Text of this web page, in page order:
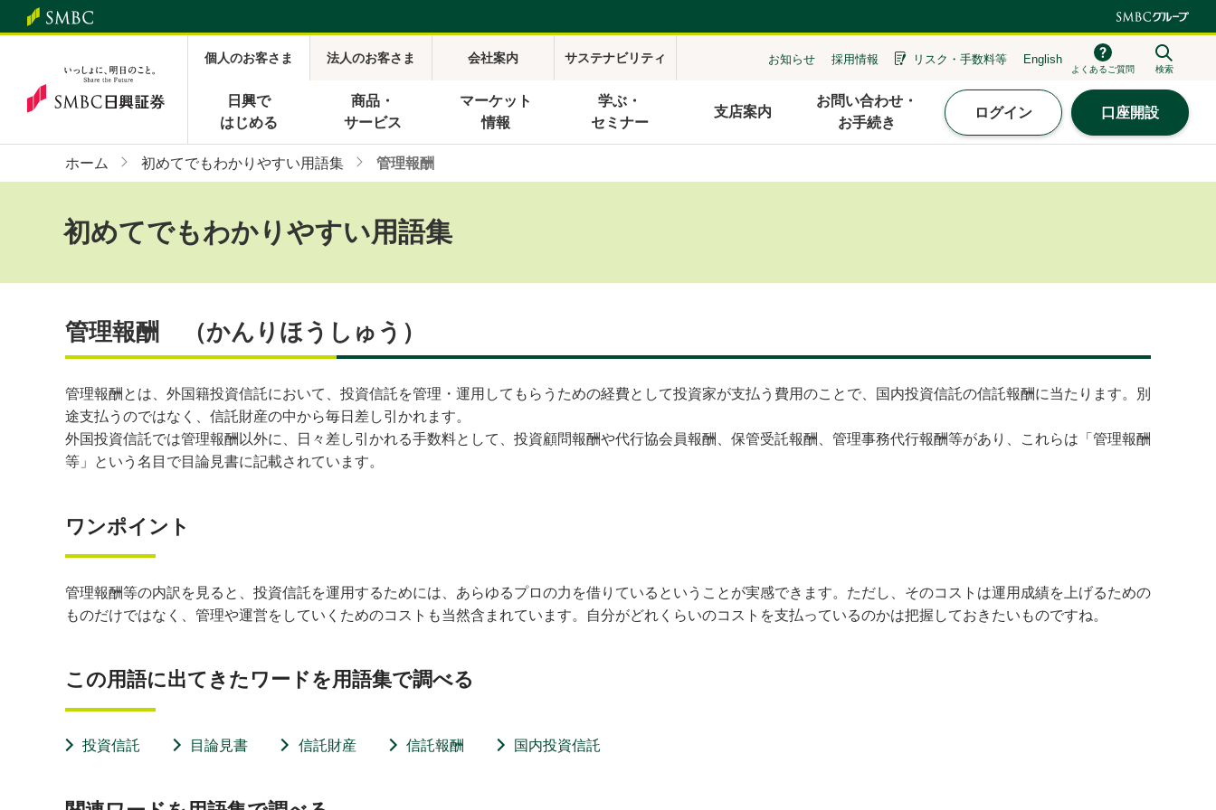
個人のお客さま 法人のお客さま 会社案内 サステナビリティ お知らせ 採用情報 リスク・ 手数料等 English
よくあるご質問 検索
日興で
はじめる
商品・
サービス
マーケット
情報
学ぶ・
セミナー
支店案内
お問い合わせ・
お手続き
ログイン 口座開設
ホーム 初めてでもわかりやすい用語集 管理報酬
初めてでもわかりやすい用語集
管理報酬 （かんりほうしゅう）
管理報酬とは、外国籍投資信託において、投資信託を管理・運用してもらうための経費として投資家が支払う費用のことで、国内投資信託の信託報酬に当たります。別
途支払うのではなく、信託財産の中から毎日差し引かれます。
外国投資信託では管理報酬以外に、日々差し引かれる手数料として、投資顧問報酬や代行協会員報酬、保管受託報酬、管理事務代行報酬等があり、これらは「管理報酬
等」という名目で目論見書に記載されています。
ワンポイント
管理報酬等の内訳を見ると、投資信託を運用するためには、あらゆるプロの力を借りているということが実感できます。ただし、そのコストは運用成績を上げるための
ものだけではなく、管理や運営をしていくためのコストも当然含まれています。自分がどれくらいのコストを支払っているのかは把握しておきたいものですね。
この用語に出てきたワードを用語集で調べる
投資信託 目論見書 信託財産 信託報酬 国内投資信託